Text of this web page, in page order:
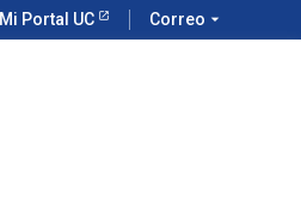
Mi Portal UC Correo arrow_drop_down